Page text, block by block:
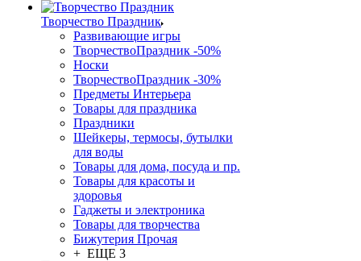
Творчество Праздник
Развивающие игры
ТворчествоПраздник -50%
Носки
ТворчествоПраздник -30%
Предметы Интерьера
Товары для праздника
Праздники
Шейкеры, термосы, бутылки
для воды
Товары для дома, посуда и пр.
Товары для красоты и
здоровья
Гаджеты и электроника
Товары для творчества
Бижутерия Прочая
+ ЕЩЕ 3